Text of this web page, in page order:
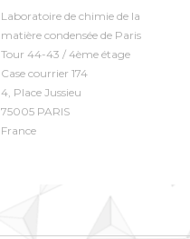
Laboratoire de chimie de la
matière condensée de Paris
Tour 44-43 / 4ème étage
Case courrier 174
4, Place Jussieu
75005 PARIS
France